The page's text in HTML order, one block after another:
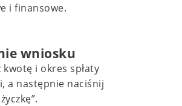
i finansowe.
wniosku
kwotę i okres spłaty
a następnie naciśnij